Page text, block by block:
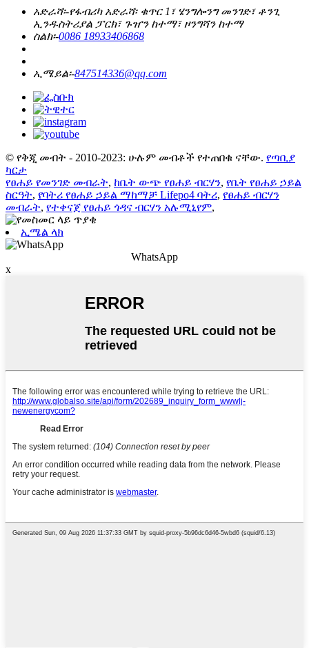
አድራሻ፡-የፋብሪካ አድራሻ፡ ቁጥር 1፣ ሄንግሎንግ መንገድ፣ ቶንጊ
ኢንዱስትሪያል ፓርክ፣ ጉዠን ከተማ፣ ዞንግሻን ከተማ
ስልክ፡-0086 18933406868
ኢሜይል፡-847514336@qq.com
© የቅጂ መብት - 2010-2023: ሁሉም መብቶች የተጠበቁ ናቸው. የጣቢያ
ካርታ
የፀሐይ የመንገድ መብራት, ከቤት ውጭ የፀሐይ ብርሃን, የቤት የፀሐይ ኃይል
ስርዓት, የባትሪ የፀሐይ ኃይል ማከማቻ Lifepo4 ባትሪ, የፀሐይ ብርሃን
መብራት, የተቀናጀ የፀሐይ ጎዳና ብርሃን አሉሚኒየም,
ኢሜል ላክ
WhatsApp
x